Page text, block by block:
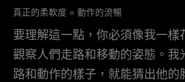
真正的柔軟度 = 動作的流暢
要理解這一點，你必須像我一樣
觀察人們走路和移動的姿態。我
路和動作的樣子，就能猜出他的